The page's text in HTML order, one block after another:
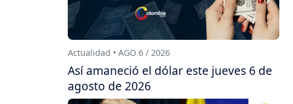
Actualidad • AGO 6 / 2026
Así amaneció el dólar este jueves 6 de
agosto de 2026